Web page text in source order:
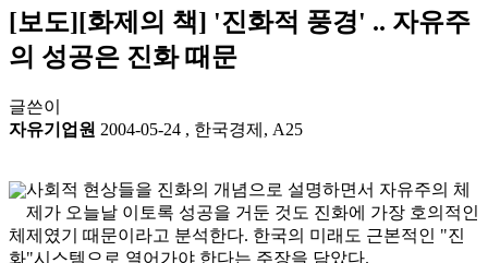
[보도][화제의 책] '진화적 풍경' .. 자유주
의 성공은 진화 때문
글쓴이
자유기업원 2004-05-24 , 한국경제, A25
사회적 현상들을 진화의 개념으로 설명하면서 자유주의 체
제가 오늘날 이토록 성공을 거둔 것도 진화에 가장 호의적인
체제였기 때문이라고 분석한다. 한국의 미래도 근본적인 "진
화"시스템으로 열어가야 한다는 주장을 담았다.